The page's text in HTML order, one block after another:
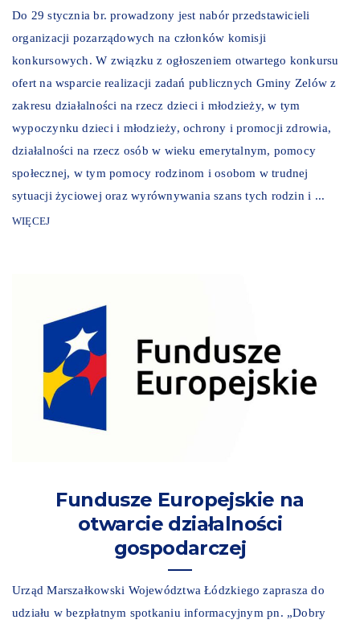
Do 29 stycznia br. prowadzony jest nabór przedstawicieli
organizacji pozarządowych na członków komisji
konkursowych. W związku z ogłoszeniem otwartego konkursu
ofert na wsparcie realizacji zadań publicznych Gminy Zelów z
zakresu działalności na rzecz dzieci i młodzieży, w tym
wypoczynku dzieci i młodzieży, ochrony i promocji zdrowia,
działalności na rzecz osób w wieku emerytalnym, pomocy
społecznej, w tym pomocy rodzinom i osobom w trudnej
sytuacji życiowej oraz wyrównywania szans tych rodzin i ...
WIĘCEJ
Fundusze Europejskie na
otwarcie działalności
gospodarczej
Urząd Marszałkowski Województwa Łódzkiego zaprasza do
udziału w bezpłatnym spotkaniu informacyjnym pn. „Dobry